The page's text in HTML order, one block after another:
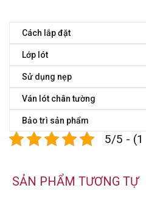
Cách lắp đặt
Lớp lót
Sử dụng nẹp
Ván lót chân tường
Bảo trì sản phẩm
5/5 - (1
SẢN PHẨM TƯƠNG TỰ